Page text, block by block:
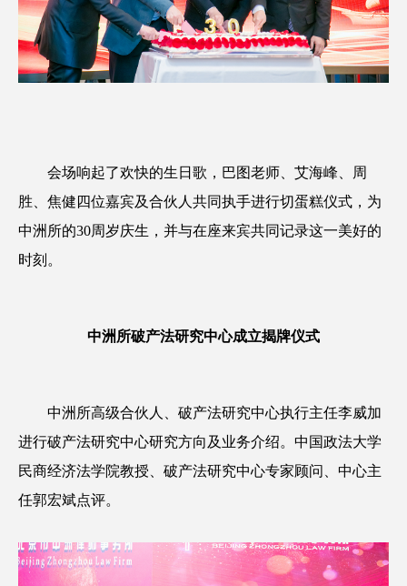
会场响起了欢快的生日歌，巴图老师、艾海峰、周
胜、焦健四位嘉宾及合伙人共同执手进行切蛋糕仪式，为
中洲所的30周岁庆生，并与在座来宾共同记录这一美好的
时刻。
中洲所破产法研究中心成立揭牌仪式
中洲所高级合伙人、破产法研究中心执行主任李威加
进行破产法研究中心研究方向及业务介绍。 中国政法大学
民商经济法学院教授、破产法研究中心专家顾问、中心主
任郭宏斌点评。